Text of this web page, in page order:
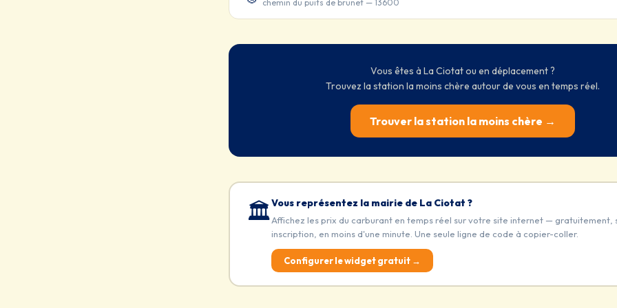
chemin du puits de brunet — 13600
Vous êtes à La Ciotat ou en déplacement ?
Trouvez la station la moins chère autour de vous en temps réel.
Trouver la station la moins chère →
🏛️Vous représentez la mairie de La Ciotat ?
Affichez les prix du carburant en temps réel sur votre site internet — gratuitement,
inscription, en moins d'une minute. Une seule ligne de code à copier-coller.
Configurer le widget gratuit →